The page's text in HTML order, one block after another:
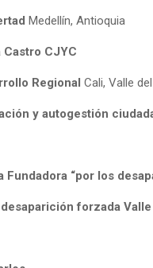
Medellín, Antioquia
CJYC
RegionalCali, Valle
y autogestión
Fundadora “por los
forzada